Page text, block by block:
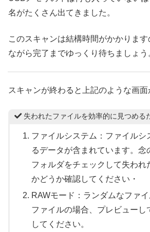
名がたくさん出てきました。
このスキャンは結構時間がかかりま
ながら完了までゆっくり待ちましょう
スキャンが終わると上記のような画面
失われたファイルを効率的に見つめる
ファイルシステム：ファイルシ
るデータが含まれています。念
フォルダをチェックして失われ
かどうか確認してください・
RAWモード：ランダムなファ
ファイルの場合、プレビューし
してください。